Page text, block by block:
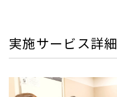
実施サービス詳細